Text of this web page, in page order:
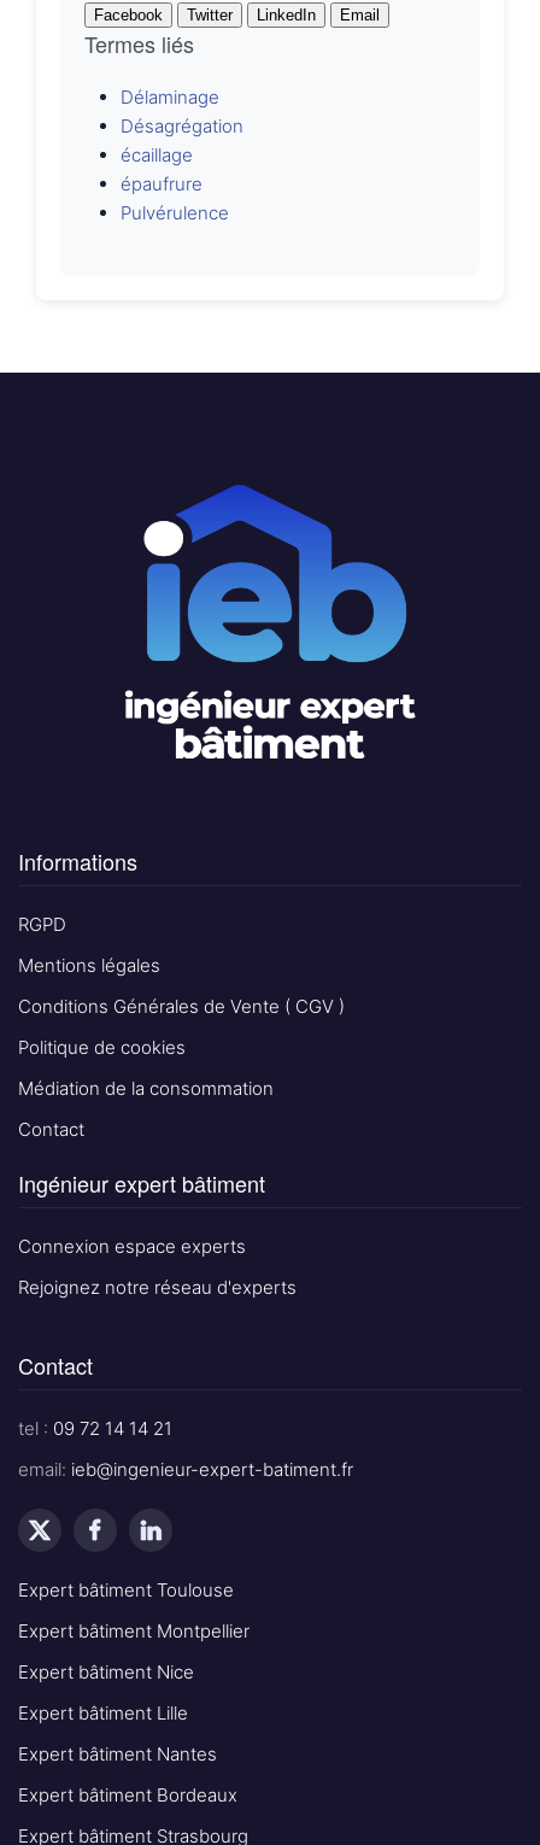
Facebook
Twitter LinkedIn Email
Termes liés
Délaminage
Désagrégation
écaillage
épaufrure
Pulvérulence
Informations
RGPD
Mentions légales
Conditions Générales de Vente ( CGV )
Politique de cookies
Médiation de la consommation
Contact
Ingénieur expert bâtiment
Connexion espace experts
Rejoignez notre réseau d'experts
Contact
tel : 09 72 14 14 21
email: ieb@ingenieur-expert-batiment.fr
Expert bâtiment Toulouse
Expert bâtiment Montpellier
Expert bâtiment Nice
Expert bâtiment Lille
Expert bâtiment Nantes
Expert bâtiment Bordeaux
Expert bâtiment Strasbourg